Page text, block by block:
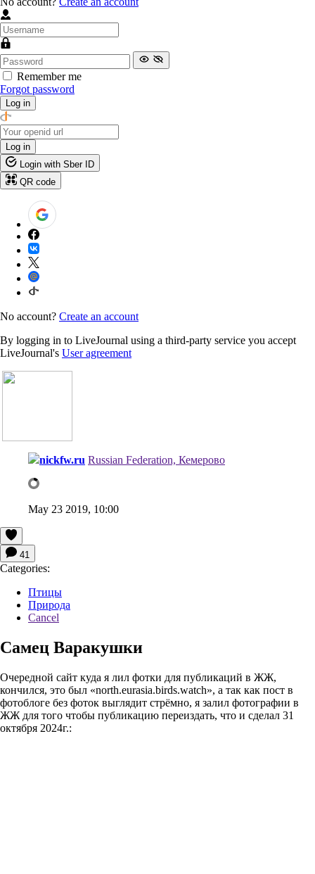
Remember me
Forgot password
Log in
Log in
Login with Sber ID
QR code
No account? Create an account
By logging in to LiveJournal using a third-party service you accept
LiveJournal's User agreement
nickfw.ru Russian Federation, Кемерово
May 23 2019, 10:00
41
Categories:
Птицы
Природа
Cancel
Самец Варакушки
Очередной сайт куда я лил фотки для публикаций в ЖЖ,
кончился, это был «north.eurasia.birds.watch», а так как пост в
фотоблоге без фоток выглядит стрёмно, я залил фотографии в
ЖЖ для того чтобы публикацию переиздать, что и сделал 31
октября 2024г.: